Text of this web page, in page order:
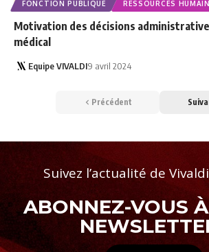
FONCTION PUBLIQUE
RESSOURCES
Motivation des décisions
médical
Equipe VIVALDI9 avril 2024
Précédent
Suivez l’actualité de
ABONNEZ-VOUS